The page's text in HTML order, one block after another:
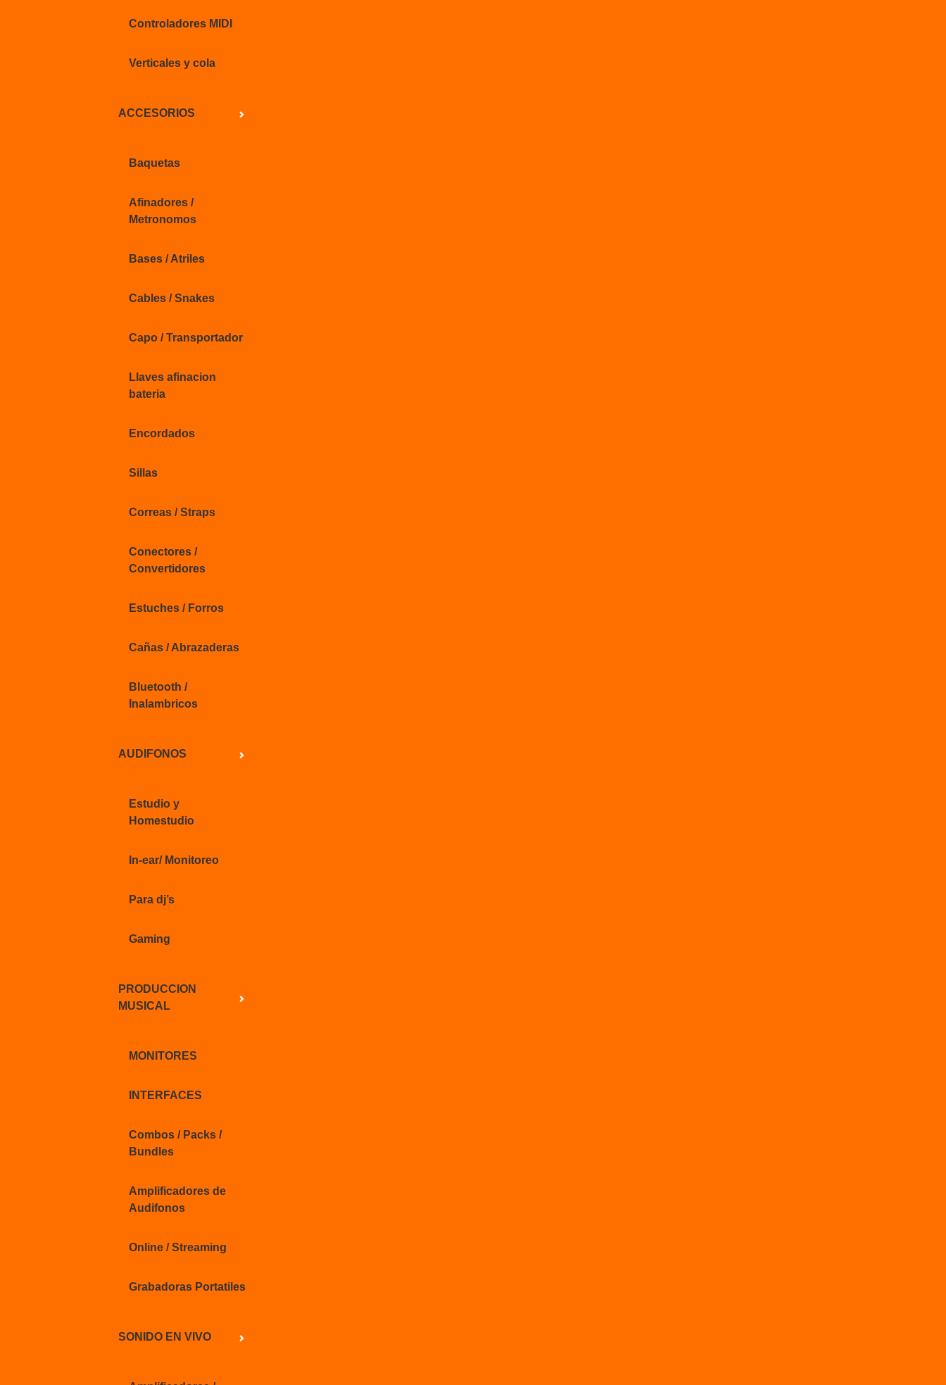
Controladores MIDI
Verticales y cola
ACCESORIOS
Baquetas
Afinadores /
Metronomos
Bases / Atriles
Cables / Snakes
Capo / Transportador
Llaves afinacion
bateria
Encordados
Sillas
Correas / Straps
Conectores /
Convertidores
Estuches / Forros
Cañas / Abrazaderas
Bluetooth /
Inalambricos
AUDIFONOS
Estudio y
Homestudio
In-ear/ Monitoreo
Para dj’s
Gaming
PRODUCCION
MUSICAL
MONITORES
INTERFACES
Combos / Packs /
Bundles
Amplificadores de
Audifonos
Online / Streaming
Grabadoras Portatiles
SONIDO EN VIVO